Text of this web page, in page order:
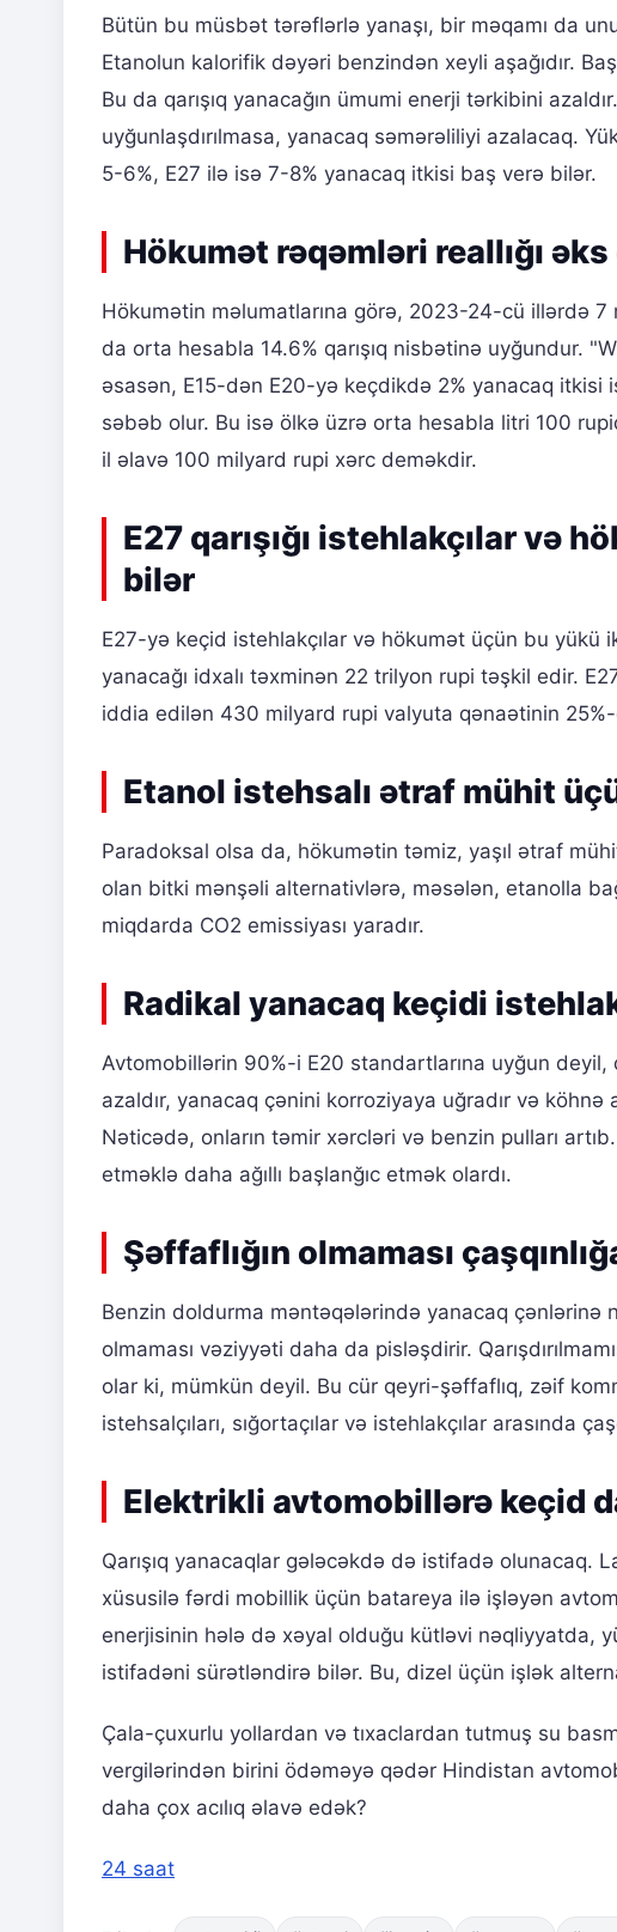
Bütün bu müsbət tərəflərlə yanaşı, bir məqamı da
Etanolun kalorifik dəyəri benzindən xeyli aşağıdır.
Bu da qarışıq yanacağın ümumi enerji tərkibini
uyğunlaşdırılmasa, yanacaq səmərəliliyi azalacaq.
5-6%, E27 ilə isə 7-8% yanacaq itkisi baş verə bilər.
Hökumət rəqəmləri reallığı
Hökumətin məlumatlarına görə, 2023-24-cü illərdə 7
da orta hesabla 14.6% qarışıq nisbətinə uyğundur.
əsasən, E15-dən E20-yə keçdikdə 2% yanacaq itkisi
səbəb olur. Bu isə ölkə üzrə orta hesabla litri 100
il əlavə 100 milyard rupi xərc deməkdir.
E27 qarışığı istehlakçılar və
bilər
E27-yə keçid istehlakçılar və hökumət üçün bu yükü
yanacağı idxalı təxminən 22 trilyon rupi təşkil edir.
iddia edilən 430 milyard rupi valyuta qənaətinin
Etanol istehsalı ətraf mühit
Paradoksal olsa da, hökumətin təmiz, yaşıl ətraf
olan bitki mənşəli alternativlərə, məsələn, etanolla
miqdarda CO2 emissiyası yaradır.
Radikal yanacaq keçidi
Avtomobillərin 90%-i E20 standartlarına uyğun deyil,
azaldır, yanacaq çənini korroziyaya uğradır və
Nəticədə, onların təmir xərcləri və benzin pulları
etməklə daha ağıllı başlanğıc etmək olardı.
Şəffaflığın olmaması
Benzin doldurma məntəqələrində yanacaq çənlərinə
olmaması vəziyyəti daha da pisləşdirir.
olar ki, mümkün deyil. Bu cür qeyri-şəffaflıq, zəif
istehsalçıları, sığortaçılar və istehlakçılar arasında
Elektrikli avtomobillərə keçid
Qarışıq yanacaqlar gələcəkdə də istifadə olunacaq.
xüsusilə fərdi mobillik üçün batareya ilə işləyən
enerjisinin hələ də xəyal olduğu kütləvi nəqliyyatda,
istifadəni sürətləndirə bilər. Bu, dizel üçün işlək
Çala-çuxurlu yollardan və tıxaclardan tutmuş su
vergilərindən birini ödəməyə qədər Hindistan
daha çox acılıq əlavə edək?
24 saat